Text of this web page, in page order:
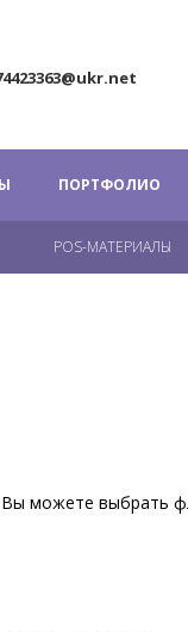
ПОРТФОЛИО
POS-МАТЕРИАЛЫ
можете выбрать